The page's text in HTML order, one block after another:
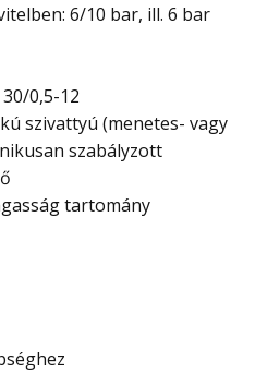
6/10 bar, ill. 6 bar
0,5-12
szivattyú (menetes- vagy
szabályzott
tartomány